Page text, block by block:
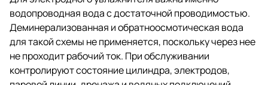
водопроводная вода с достаточной проводимостью.
Деминерализованная и обратноосмотическая вода
для такой схемы не применяется, поскольку через нее
не проходит рабочий ток. При обслуживании
контролируют состояние цилиндра, электродов,